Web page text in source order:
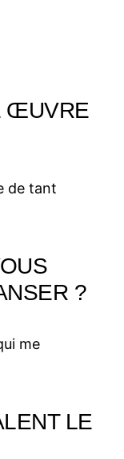
ŒUVRE
de tant
?
me
LE